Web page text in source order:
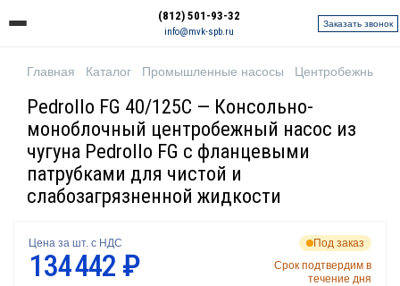
(812) 501-93-32
info@mvk-spb.ru
Заказать звонок
Главная Каталог Промышленные насосы Центробежные
Pedrollo FG 40/125C — Консольно-
моноблочный центробежный насос из
чугуна Pedrollo FG с фланцевыми
патрубками для чистой и
слабозагрязненной жидкости
Цена за шт. с НДС
134 442 ₽
Под заказ
Срок подтвердим в
течение дня